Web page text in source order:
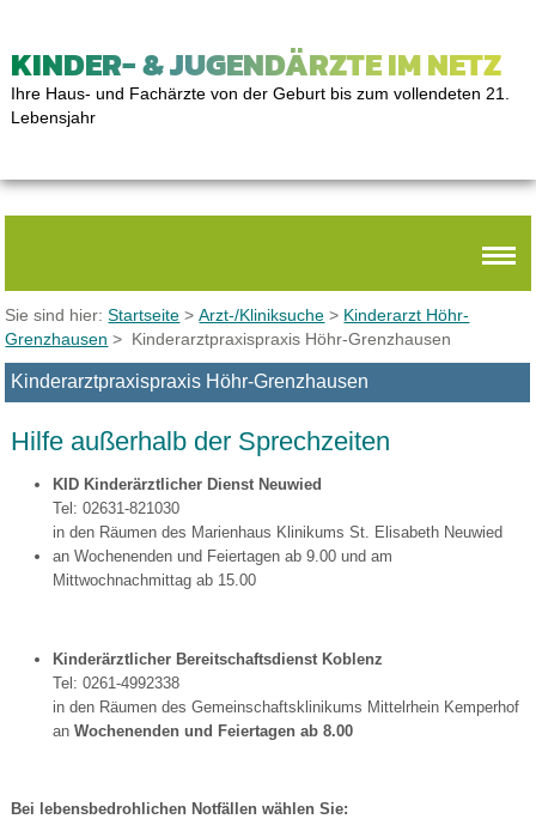
KINDER- & JUGENDÄRZTE IM NETZ
Ihre Haus- und Fachärzte von der Geburt bis zum vollendeten 21.
Lebensjahr
Sie sind hier:Startseite >Arzt-/Kliniksuche > Kinderarzt Höhr-
Grenzhausen > Kinderarztpraxispraxis Höhr-Grenzhausen
Kinderarztpraxispraxis Höhr-Grenzhausen
Hilfe außerhalb der Sprechzeiten
KID Kinderärztlicher Dienst Neuwied
Tel: 02631-821030
in den Räumen des Marienhaus Klinikums St. Elisabeth Neuwied
an Wochenenden und Feiertagen ab 9.00 und am
Mittwochnachmittag ab 15.00
Kinderärztlicher Bereitschaftsdienst Koblenz
Tel: 0261-4992338
in den Räumen des Gemeinschaftsklinikums Mittelrhein Kemperhof
an Wochenenden und Feiertagen ab 8.00
Bei lebensbedrohlichen Notfällen wählen Sie: